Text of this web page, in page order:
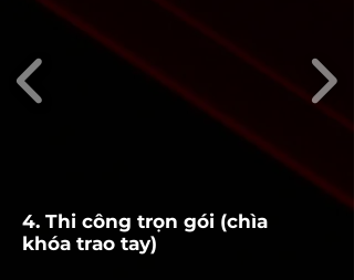
4. Thi công trọn gói (chìa
khóa trao tay)